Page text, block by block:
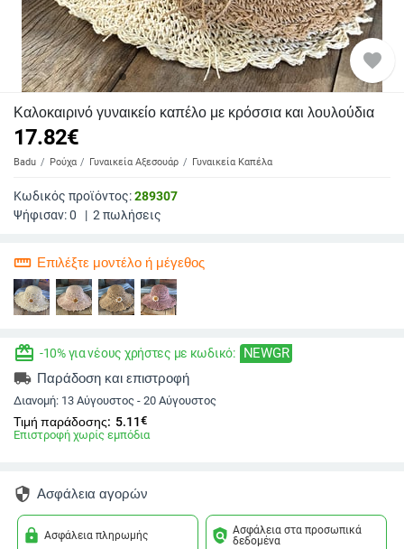
favorite
Καλοκαιρινό γυναικείο καπέλο με κρόσσια και λουλούδια
17.82€
Badu Ρούχα Γυναικεία Αξεσουάρ Γυναικεία Καπέλα
Κωδικός προϊόντος:289307
Ψήφισαν:0 | 2 πωλήσεις
straighten Επιλέξτε μοντέλο ή μέγεθος
redeem -10% για νέους χρήστες με κωδικό: NEWGR
local_shipping Παράδοση και επιστροφή
Διανομή: 13 Αύγουστος - 20 Αύγουστος
Τιμή παράδοσης: 5.11€
Επιστροφή χωρίς εμπόδια
security Ασφάλεια αγορών
lock Ασφάλεια πληρωμής policy Ασφάλεια στα προσωπικά
δεδομένα